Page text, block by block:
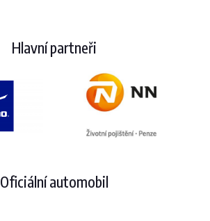
Hlavní partneři
Oficiální automobil